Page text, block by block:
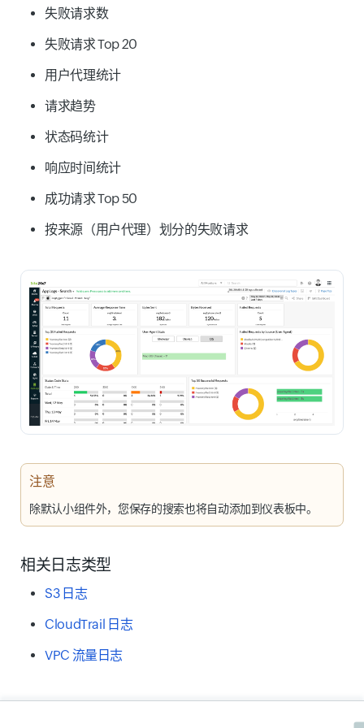
失败请求数
失败请求 Top 20
用户代理统计
请求趋势
状态码统计
响应时间统计
成功请求 Top 50
按来源（用户代理）划分的失败请求
注意
除默认小组件外，您保存的搜索也将自动添加到仪表板中。
相关日志类型
S3 日志
CloudTrail 日志
VPC 流量日志